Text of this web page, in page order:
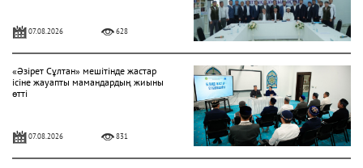
07.08.2026 628
«Әзірет Сұлтан» мешітінде жастар
ісіне жауапты мамандардың жиыны
өтті
07.08.2026 831